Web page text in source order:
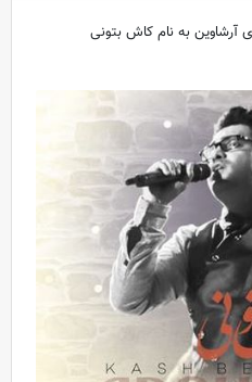
آرشاوین به نام کاش بتونی